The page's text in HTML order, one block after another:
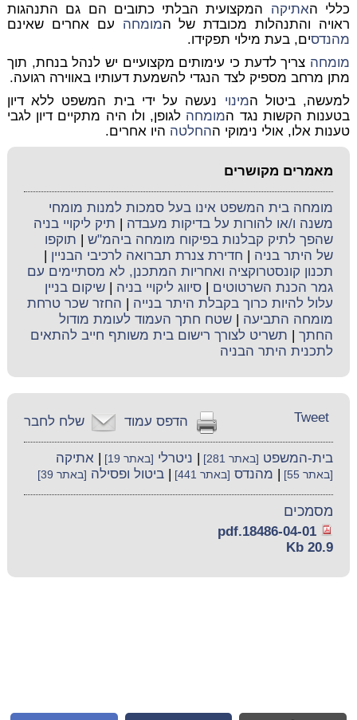
כללי האתיקה המקצועית הבלתי כתובים הם גם התנהגות
ראויה והתנהלות מכובדת של המומחה עם אחרים שאינם
מהנדסים, בעת מילוי תפקידו.
מומחה צריך לדעת כי עימותים מקצועיים יש לנהל בנחת, תוך
מתן מרחב מספיק לצד הנגדי להשמעת דעותיו באווירה רגועה.
למעשה, ביטול המינוי נעשה על ידי בית המשפט ללא דיון
בטענות הקשות נגד המומחה לגופן, ולו היה מתקיים דיון לגבי
טענות אלו, אולי נימוקי ההחלטה היו אחרים.
מאמרים מקושרים
מומחה בית המשפט אינו בעל סמכות למנות מומחי
משנה ו/או להורות על בדיקות מעבדה
תיק ליקויי בניה
שהפך לתיק קבלנות בפיקוח מומחה ביהמ"ש
תוקפו
של היתר בניה
חדירת צנרת תברואה לרכיבי הבניין
תכנון קונסטרוקציה ואחריות המתכנן, לא מסתיימים עם
גמר הכנת השרטוטים |סיווג ליקויי בניה |שיקום בניין
עלול להיות כרוך בקבלת היתר בנייה
החזר שכר טרחת
מומחה התביעה |שטח חתך העמוד לעומת מודול
החתך
תשריט לצורך רישום בית משותף חייב להתאים
לתכנית היתר הבניה
שלח לחבר הדפס עמוד Tweet
בית-המשפט [באתר 281] ניטרלי [באתר 19] |אתיקה
[באתר 55] מהנדס [באתר 441] |ביטול ופסילה [באתר 39]
מסמכים
18486-04-01.pdf
20.9 Kb